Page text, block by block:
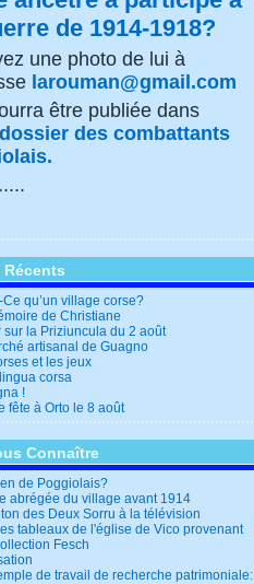
de 1914-1918?
une photo de lui à
larouman@gmail.com
être publiée dans
dossier des combattants
Ce qu’un village corse?
de Christiane
sur la Priziuncula du 2 août
artisanal de Guagno
et les jeux
corsa
!
fête à Orto le 8 août
Connaître
de Poggiolais?
abrégée du village avant 1914
des Deux Sorru à la télévision
tableaux de l'église de Vico provenant
Fesch
de travail de recherche patrimoniale: